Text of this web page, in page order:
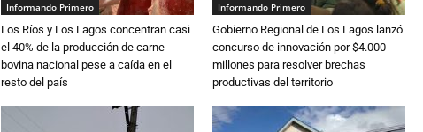
Informando Primero
Los Ríos y Los Lagos concentran casi
el 40% de la producción de carne
bovina nacional pese a caída en el
resto del país
Informando Primero
Gobierno Regional de Los Lagos lanzó
concurso de innovación por $4.000
millones para resolver brechas
productivas del territorio